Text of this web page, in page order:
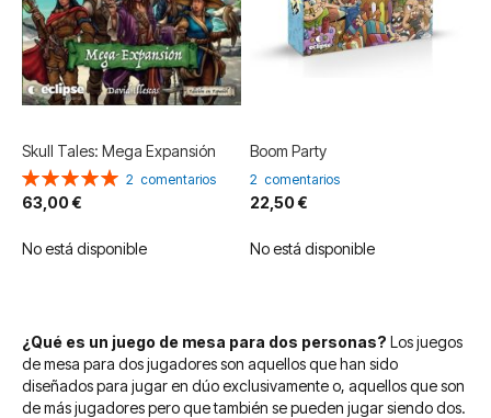
Skull Tales: Mega Expansión
Valoración:
100%
2 comentarios
63,00 €
No está disponible
Boom Party
2 comentarios
22,50 €
No está disponible
¿Qué es un juego de mesa para dos personas? Los juegos
de mesa para dos jugadores son aquellos que han sido
diseñados para jugar en dúo exclusivamente o, aquellos que son
de más jugadores pero que también se pueden jugar siendo dos.